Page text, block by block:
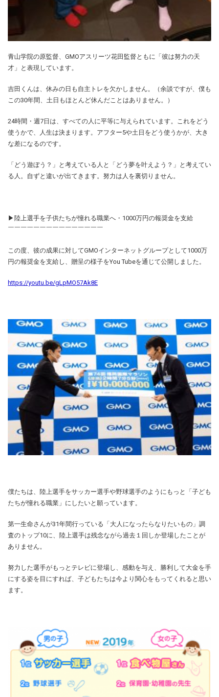
青山学院の原監督、GMOアスリーツ花田監督ともに「彼は努力の天
才」と表現しています。
吉田くんは、休みの日も自主トレを欠かしません。（余談ですが、僕も
この30年間、土日もほとんど休んだことはありません。）
24時間・週7日は、すべての人に平等に与えられています。これをどう
使うかで、人生は決まります。アフター5や土日をどう使うかが、大き
な差になるのです。
「どう遊ぼう？」と考えている人と「どう夢を叶えよう？」と考えてい
る人。自ずと違いが出てきます。努力は人を裏切りません。
▶陸上選手を子供たちが憧れる職業へ・1000万円の報奨金を支給
￣￣￣￣￣￣￣￣￣￣￣￣￣￣￣
この度、彼の成果に対してGMOインターネットグループとして1000万
円の報奨金を支給し、贈呈の様子をYou Tubeを通じて公開しました。
https://youtu.be/gLpMO57Ak8E
僕たちは、陸上選手をサッカー選手や野球選手のようにもっと「子ども
たちが憧れる職業」にしたいと願っています。
第一生命さんが31年間行っている「大人になったらなりたいもの」調
査のトップ10に、陸上選手は残念ながら過去１回しか登場したことが
ありません。
努力した選手がもっとテレビに登場し、感動を与え、勝利して大金を手
にする姿を目にすれば、子どもたちは今より関心をもってくれると思い
ます。